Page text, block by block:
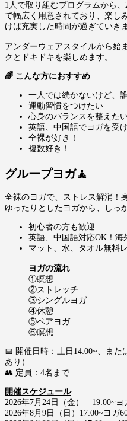
1人で取り組むプログラムから
で幅広く用意されており、楽し
けば充実した時間が過ぎていき
アンダーウェアスタイルから始
クとドキドキを楽しめます。
🌈 こんな方におすすめ
一人では続かないけど、
運動習慣をつけたい
心身のバランスを整えた
英語、中国語でヨガを受
全裸が好き！
複数好き！
グループヨガ🧘
全裸のヨガで、ストレス解消！
ゆったりとしたヨガから、しっ
初心者の方も歓迎
英語、中国語対応OK！海
マット、水、タオル無料
ヨガの流れ
①瞑想
②ストレッチ
③シングルヨガ
④休憩
⑤ペアヨガ
⑥瞑想
📅 開催日時：土日14:00~、ま
あり）
👥 定員：4名まで
開催スケジュール
2026年7月24日（金） 19:00~ヨ
2026年8月9日（日）17:00~ヨガ